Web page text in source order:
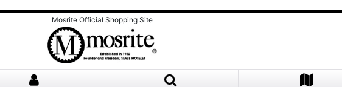
Mosrite Official Shopping Site